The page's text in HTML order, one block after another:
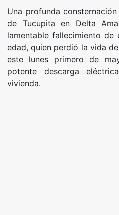
Una profunda
de Tucupita en Delta
lamentable fallecimiento de
edad, quien perdió la vida
este lunes primero de
potente descarga
vivienda.